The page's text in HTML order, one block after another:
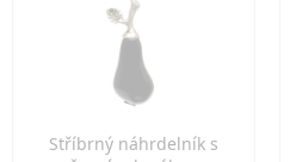
Stříbrný náhrdelník s